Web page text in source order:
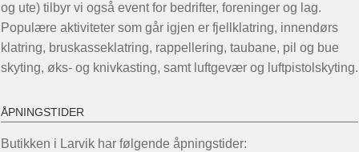
og ute) tilbyr vi også event for bedrifter, foreninger og lag.
Populære aktiviteter som går igjen er fjellklatring, innendørs
klatring, bruskasseklatring, rappellering, taubane, pil og bue
skyting, øks- og knivkasting, samt luftgevær og luftpistolskyting.
ÅPNINGSTIDER
Butikken i Larvik har følgende åpningstider: